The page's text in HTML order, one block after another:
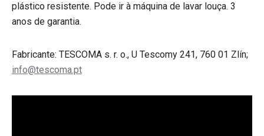
plástico resistente. Pode ir à máquina de lavar louça. 3
anos de garantia.
Fabricante: TESCOMA s. r. o., U Tescomy 241, 760 01 Zlín;
info@tescoma.pt